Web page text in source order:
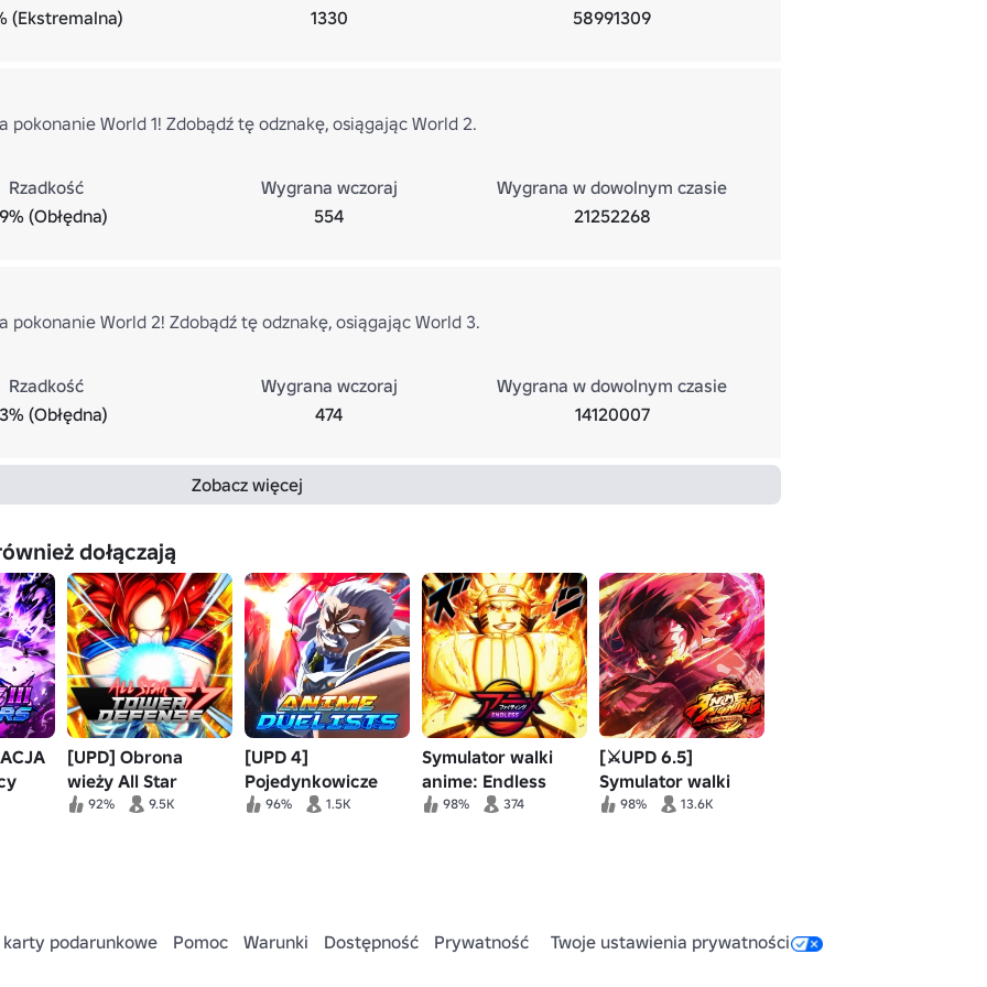
(Ekstremalna) 1330 58991309
pokonanie World 1! Zdobądź tę odznakę, osiągając World 2.
Rzadkość
(Obłędna)
Wygrana wczoraj
554
Wygrana w dowolnym czasie
21252268
pokonanie World 2! Zdobądź tę odznakę, osiągając World 3.
Rzadkość
(Obłędna)
Wygrana wczoraj
474
Wygrana w dowolnym czasie
14120007
Zobacz więcej
dołączają
[UPD] Obrona
wieży All Star
92% 9.5K
[UPD 4]
Pojedynkowicze
anime
96% 1.5K
Symulator walki
anime: Endless
98% 374
[⚔️UPD 6.5]
Symulator walki
anime
98% 13.6K
karty podarunkowe Pomoc Warunki Dostępność Prywatność Twoje ustawienia prywatności